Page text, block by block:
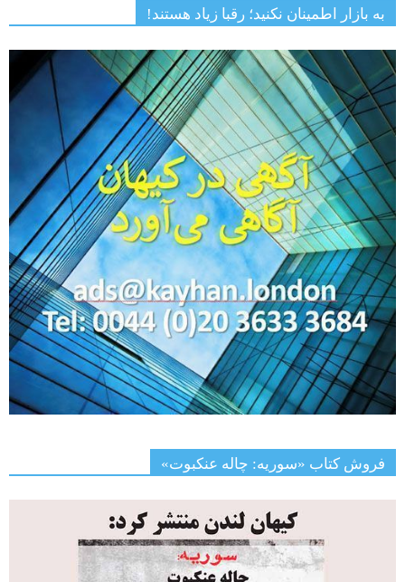
به بازار اطمینان نکنید؛ رقبا زیاد هستند!
فروش کتاب «سوریه: چاله عنکبوت»